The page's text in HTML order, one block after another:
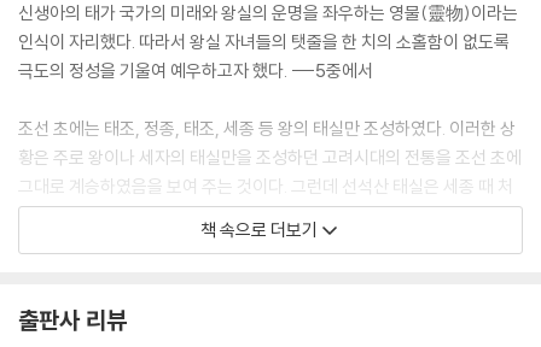
2) 숙종·경종태실의 가봉 · 154
3) 영조태실의 가봉 · 158
4) 경모궁태실의 가봉 · 160
3. 조선 후기 의궤를 통해 본 태실가봉 · 166
1) 태실가봉의궤의 사례 · 167
2) 태실가봉의궤의 내용과 특징 · 171
신생아의 태가 국가의 미래와 왕실의 운명을 좌우하는 영물(靈物)이라는
인식이 자리했다. 따라서 왕실 자녀들의 탯줄을 한 치의 소홀함이 없도록
극도의 정성을 기울여 예우하고자 했다. ---5중에서
조선 초에는 태조, 정종, 태조, 세종 등 왕의 태실만 조성하였다. 이러한 상
황은 주로 왕이나 세자의 태실만을 조성하던 고려시대의 전통을 조선 초에
그대로 계승하였음을 보여 주는 것이다. 그런데 선석산 태실은 세종 때 처
음으로 왕자들의 태실을 만들기 시작하였음을 드러낸다. 즉 15세기 전반
세종 때부터는 안태의 범위가 모든 왕자들로 넓어져 왕실의 태실제도가 자
영조의 동강동태론 조치는 매우 혁신적인 일이었다. 재위 30년 동안 겪어
책 속으로 더보기
출판사 리뷰